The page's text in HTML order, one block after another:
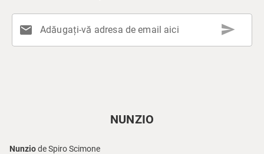
mail Adăugați-vă adresa de email aici send
NUNZIO
Nunziode Spiro Scimone